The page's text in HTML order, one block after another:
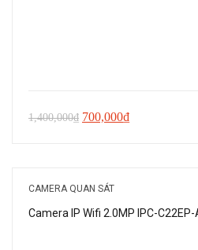
1,400,000₫ Giá
1,400,000₫.
700,000₫Giá
700,000₫.
CAMERA QUAN SÁT
Camera IP Wifi 2.0MP IPC-